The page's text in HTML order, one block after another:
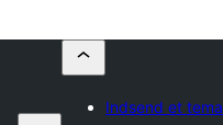
Indsend et tema